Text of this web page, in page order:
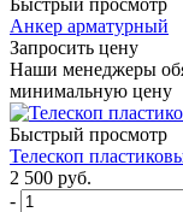
Анкер арматурный
Запросить цену
Наши менеджеры
минимальную цену
Быстрый просмотр
Телескоп
2 500 руб.
-